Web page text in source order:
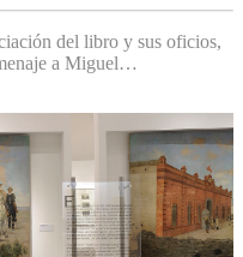
del libro y sus oficios,
a Miguel…